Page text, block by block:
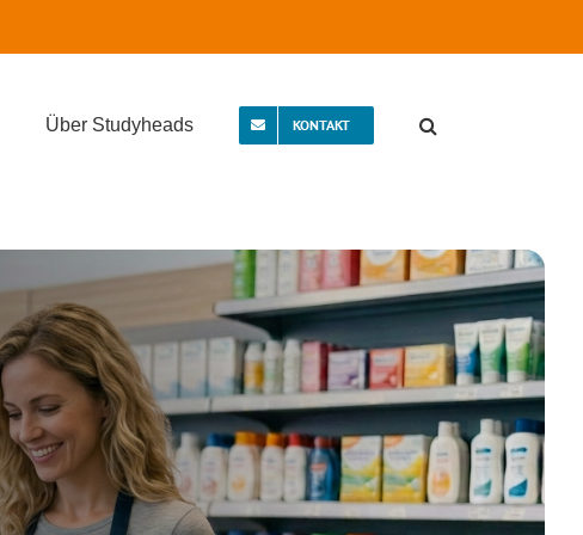
Über Studyheads KONTAKT